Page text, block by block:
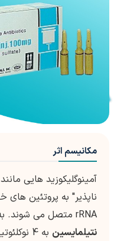
مکانیسم اثر
آمینوگلیکوزید هایی مانند
rRNA متصل می شوند. به طور اختصاصی،
نتیلمایسین